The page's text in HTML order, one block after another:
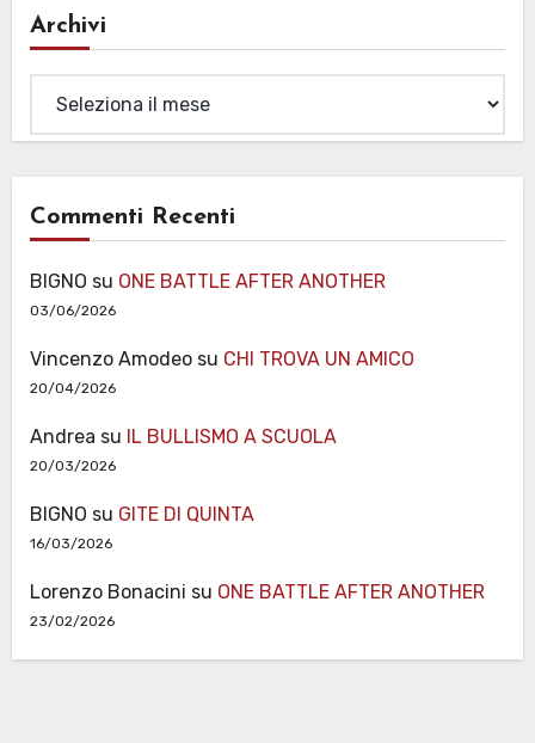
Archivi
Commenti Recenti
BIGNO su ONE BATTLE AFTER ANOTHER
03/06/2026
Vincenzo Amodeosu CHI TROVA UN AMICO
20/04/2026
Andrea su IL BULLISMO A SCUOLA
20/03/2026
BIGNO su GITE DI QUINTA
16/03/2026
Lorenzo Bonacini su ONE BATTLE AFTER ANOTHER
23/02/2026